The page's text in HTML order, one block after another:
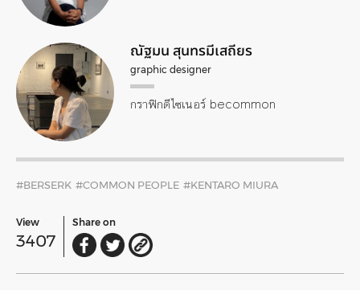
ณัฐมน สุนทรมีเสถียร
graphic designer
กราฟิกดีไซเนอร์ becommon
#BERSERK #COMMON PEOPLE #KENTARO MIURA
View
3407
Share on